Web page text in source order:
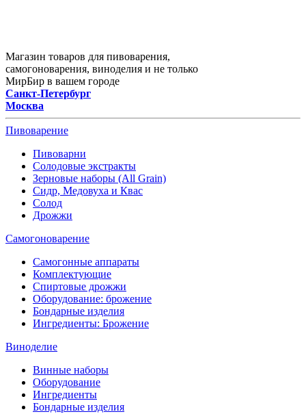
Магазин товаров для пивоварения,
самогоноварения, виноделия и не только
МирБир в вашем городе
Санкт-Петербург
Москва
Пивоварение
Пивоварни
Солодовые экстракты
Зерновые наборы (All Grain)
Сидр, Медовуха и Квас
Солод
Дрожжи
Самогоноварение
Самогонные аппараты
Комплектующие
Спиртовые дрожжи
Оборудование: брожение
Бондарные изделия
Ингредиенты: Брожение
Виноделие
Винные наборы
Оборудование
Ингредиенты
Бондарные изделия